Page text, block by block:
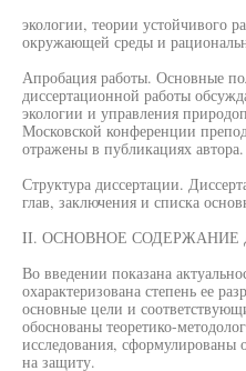
экологии, теории устойчивого
окружающей среды и
Апробация работы. Основные
диссертационной работы
экологии и управления
Московской конференции
отражены в публикациях автора.
Структура диссертации.
глав, заключения и списка
II. ОСНОВНОЕ СОДЕРЖАНИЕ
Во введении показана
охарактеризована степень ее
основные цели и
обоснованы теоретико-
исследования,
на защиту.